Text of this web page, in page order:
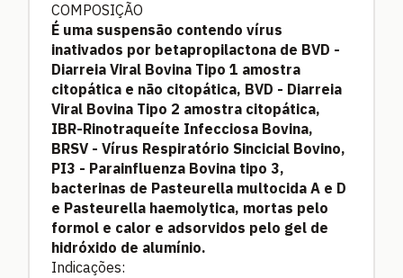
COMPOSIÇÃO
É uma suspensão contendo vírus
inativados por betapropilactona de BVD -
Diarreia Viral Bovina Tipo 1 amostra
citopática e não citopática, BVD - Diarreia
Viral Bovina Tipo 2 amostra citopática,
IBR-Rinotraqueíte Infecciosa Bovina,
BRSV - Vírus Respiratório Sincicial Bovino,
PI3 - Parainfluenza Bovina tipo 3,
bacterinas de Pasteurella multocida A e D
e Pasteurella haemolytica, mortas pelo
formol e calor e adsorvidos pelo gel de
hidróxido de alumínio.
Indicações: